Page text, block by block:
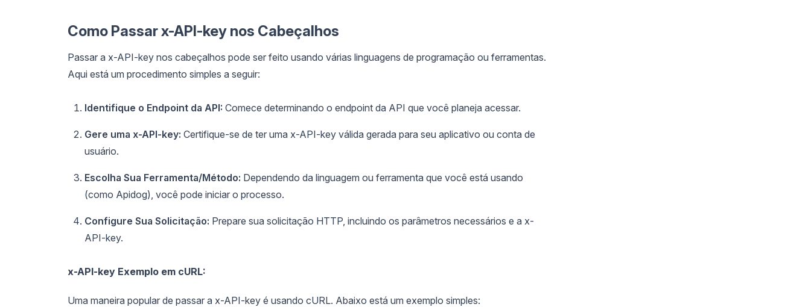
Como Passar x-API-key nos Cabeçalhos
Passar a x-API-key nos cabeçalhos pode ser feito usando várias linguagens de programação ou ferramentas.
Aqui está um procedimento simples a seguir:
Identifique o Endpoint da API: Comece determinando o endpoint da API que você planeja acessar.
Gere uma x-API-key: Certifique-se de ter uma x-API-key válida gerada para seu aplicativo ou conta de
usuário.
Escolha Sua Ferramenta/Método: Dependendo da linguagem ou ferramenta que você está usando
(como Apidog), você pode iniciar o processo.
Configure Sua Solicitação: Prepare sua solicitação HTTP, incluindo os parâmetros necessários e a x-
API-key.
x-API-key Exemplo em cURL:
Uma maneira popular de passar a x-API-key é usando cURL. Abaixo está um exemplo simples: